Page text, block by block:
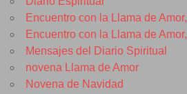
Encuentro con la Llama de
Encuentro con la Llama de
Mensajes del Diario Spiritual
novena Llama de Amor
Novena de Navidad